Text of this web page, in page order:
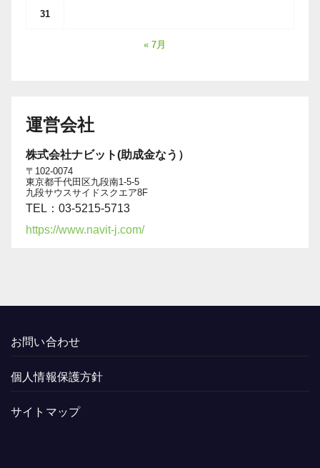
31
« 7月
運営会社
株式会社ナビット(助成金なう）
〒102-0074
東京都千代田区九段南1-5-5
九段サウスサイドスクエア8F
TEL：03-5215-5713
https://www.navit-j.com/
お問い合わせ
個人情報保護方針
サイトマップ